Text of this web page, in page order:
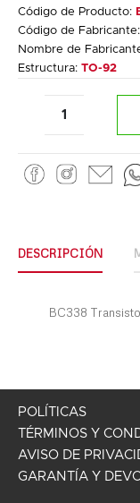
Código de Producto:
Código de Fabricante:
Nombre de
Estructura: TO-92
DESCRIPCIÓN
BC338
POLÍTICAS
TÉRMINOS Y
AVISO DE
GARANTÍA Y